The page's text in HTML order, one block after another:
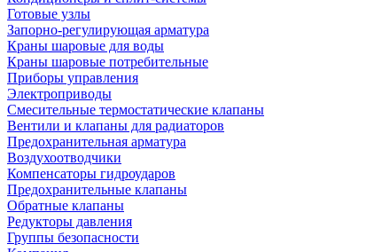
Готовые узлы
Запорно-регулирующая арматура
Краны шаровые для воды
Краны шаровые потребительные
Приборы управления
Электроприводы
Смесительные термостатические клапаны
Вентили и клапаны для радиаторов
Предохранительная арматура
Воздухоотводчики
Компенсаторы гидроударов
Предохранительные клапаны
Обратные клапаны
Редукторы давления
Группы безопасности